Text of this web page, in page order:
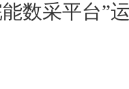
数采平台”